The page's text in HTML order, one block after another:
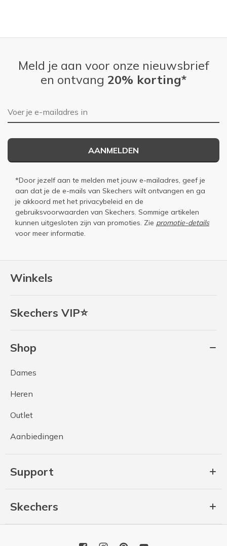
Winkels
Skechers VIP⭐
Shop
Dames
Heren
Outlet
Aanbiedingen
Support
Skechers
Meld je aan voor onze nieuwsbrief
en ontvang 20% korting*
E-mailadres
AANMELDEN
*Door jezelf aan te melden met jouw e-mailadres, geef je
aan dat je de e-mails van Skechers wilt ontvangen en ga
je akkoord met het privacybeleid en de
gebruiksvoorwaarden van Skechers. Sommige artikelen
kunnen uitgesloten zijn van promoties. Zie promotie-details
voor meer informatie.